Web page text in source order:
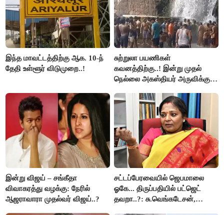
இந்த மாவட்டத்திற்கு ஆக. 10-ந்
தேதி உள்ளூர் விடுமுறை..!
சுற்றுலா பயணிகள்
கவனத்திற்கு..! இன்று முதல்
நெல்லை அகஸ்தியர் அருவிக்கு
இன்று விஜய் – சங்கீதா
விவாகரத்து வழக்கு: நேரில்
ஆஜராவாரா முதல்வர் விஜய்..?
சட்டப்பேரவையில் ஜெபமாலை
ஓகே... திருப்பதியில் பட்ஜெட்
தவறா..?: சு.வெங்கடேசன்,